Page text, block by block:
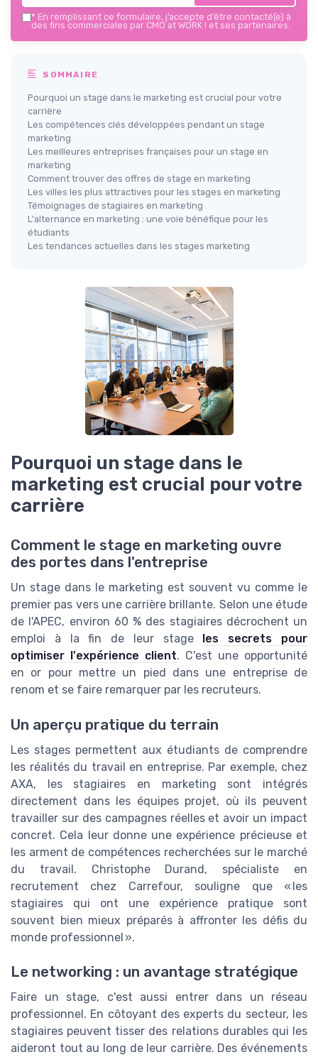
* En remplissant ce formulaire, j’accepte d’être contacté(e) à
des fins commerciales par CMO at WORK ! et ses partenaires.
SOMMAIRE
Pourquoi un stage dans le marketing est crucial pour votre
carrière
Les compétences clés développées pendant un stage
marketing
Les meilleures entreprises françaises pour un stage en
marketing
Comment trouver des offres de stage en marketing
Les villes les plus attractives pour les stages en marketing
Témoignages de stagiaires en marketing
L'alternance en marketing : une voie bénéfique pour les
étudiants
Les tendances actuelles dans les stages marketing
Pourquoi un stage dans le
marketing est crucial pour votre
carrière
Comment le stage en marketing ouvre
des portes dans l'entreprise
Un stage dans le marketing est souvent vu comme le
premier pas vers une carrière brillante. Selon une étude
de l'APEC, environ 60 % des stagiaires décrochent un
emploi à la fin de leur stage
les secrets pour
optimiser l'expérience client. C'est une opportunité
en or pour mettre un pied dans une entreprise de
renom et se faire remarquer par les recruteurs.
Un aperçu pratique du terrain
Les stages permettent aux étudiants de comprendre
les réalités du travail en entreprise. Par exemple, chez
AXA, les stagiaires en marketing sont intégrés
directement dans les équipes projet, où ils peuvent
travailler sur des campagnes réelles et avoir un impact
concret. Cela leur donne une expérience précieuse et
les arment de compétences recherchées sur le marché
du travail. Christophe Durand, spécialiste en
recrutement chez Carrefour, souligne que « les
stagiaires qui ont une expérience pratique sont
souvent bien mieux préparés à affronter les défis du
monde professionnel ».
Le networking : un avantage stratégique
Faire un stage, c'est aussi entrer dans un réseau
professionnel. En côtoyant des experts du secteur, les
stagiaires peuvent tisser des relations durables qui les
aideront tout au long de leur carrière. Des événements